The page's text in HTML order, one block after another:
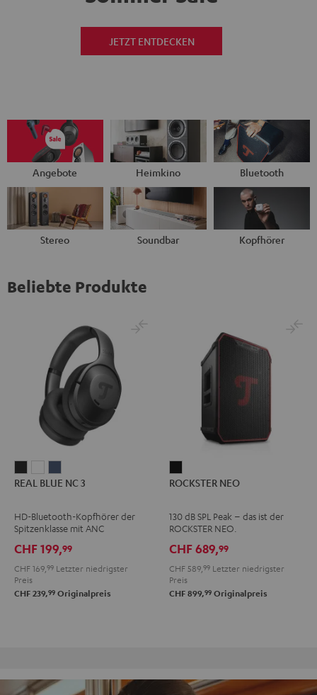
JETZT ENTDECKEN
Angebote Heimkino Bluetooth
Stereo Soundbar Kopfhörer
Beliebte Produkte
BLUE
3
Night
Black
BLUE
3
Pearl
White
BLUE
3
Steel
Blue
REAL BLUE NC 3
HD-Bluetooth-Kopfhörer der
Spitzenklasse mit ANC
CHF 199,99
CHF 169, 99 Letzter niedrigster
Preis
CHF 239,99 Originalpreis
NEO
ROCKSTER NEO
130 dB SPL Peak – das ist der
ROCKSTER NEO.
CHF 689,99
CHF 589, 99 Letzter niedrigster
Preis
CHF 899,99 Originalpreis